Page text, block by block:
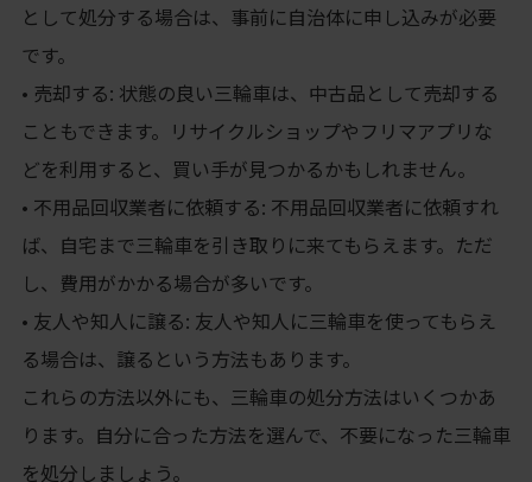
として処分する場合は、事前に自治体に申し込みが必要
です。
• 売却する: 状態の良い三輪車は、中古品として売却する
こともできます。リサイクルショップやフリマアプリな
どを利用すると、買い手が見つかるかもしれません。
• 不用品回収業者に依頼する: 不用品回収業者に依頼すれ
ば、自宅まで三輪車を引き取りに来てもらえます。ただ
し、費用がかかる場合が多いです。
• 友人や知人に譲る: 友人や知人に三輪車を使ってもらえ
る場合は、譲るという方法もあります。
これらの方法以外にも、三輪車の処分方法はいくつかあ
ります。自分に合った方法を選んで、不要になった三輪車
を処分しましょう。